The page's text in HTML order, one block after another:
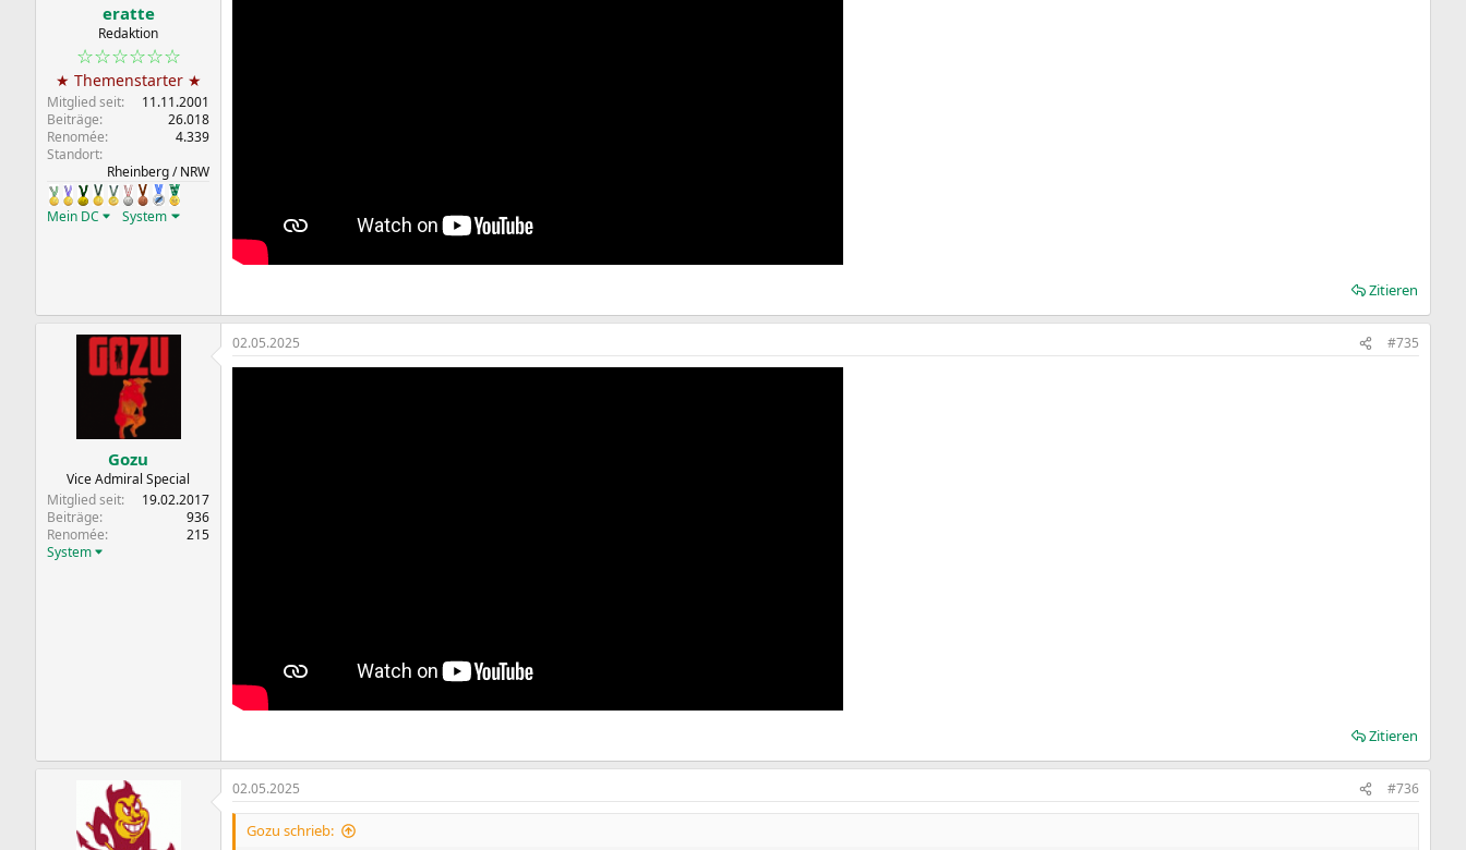
eratte
Redaktion
☆☆☆☆☆☆
★ Themenstarter ★
Mitglied seit
11.11.2001
Beiträge
26.018
Renomée
4.339
Standort
Rheinberg / NRW
Mein DC System
Zitieren
Gozu
Vice Admiral Special
Mitglied seit
19.02.2017
Beiträge
936
Renomée
215
System
02.05.2025 #735
Zitieren
02.05.2025 #736
Gozu schrieb: